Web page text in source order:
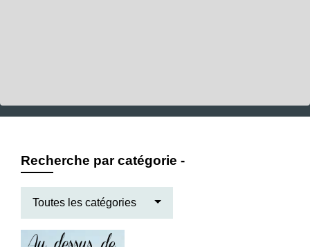
Recherche par catégorie -
Toutes les catégories